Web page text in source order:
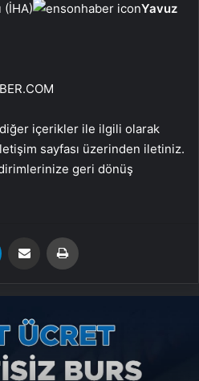
(İHA)
Yavuz
diğer içerikler ile ilgili olarak
sayfası üzerinden iletiniz.
geri dönüş
Email'den paylaş